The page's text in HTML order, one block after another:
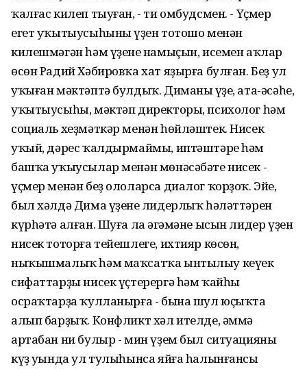
ҡалғас килеп тыуған, - ти омбудсмен. - Үҫмер
егет уҡытыусыһының үҙен тотошо менән
килешмәгән һәм үҙенең намыҫын, исемен аҡлар
өсөн Радий Хәбировҡа хат яҙырға булған. Беҙ ул
уҡыған мәктәптә булдыҡ. Диманың үҙе, ата-әсәһе,
уҡытыусыһы, мәктәп директоры, психолог һәм
социаль хеҙмәткәр менән һөйләштек. Нисек
уҡый, дәрес ҡалдырмаймы, иптәштәре һәм
башҡа уҡыусылар менән мөнәсәбәте нисек -
үҫмер менән беҙ ололарса диалог ҡорҙоҡ. Эйе,
был хәлдә Дима үҙенең лидерлыҡ һәләттәрен
күрһәтә алған. Шуға ла әңгәмәне ысын лидер үҙен
нисек тоторға тейешлеге, ихтияр көсөн,
ныҡышмалыҡ һәм маҡсатҡа ынтылыу кеүек
сифаттарҙы нисек үҫтерергә һәм ҡайһы
осраҡтарҙа ҡулланырға - бына шул юҫыҡта
алып барҙыҡ. Конфликт хәл ителде, әммә
артабан ни булыр - мин үҙем был ситуацияны
күҙ уңында ул тулыһынса яйға һалынғансы